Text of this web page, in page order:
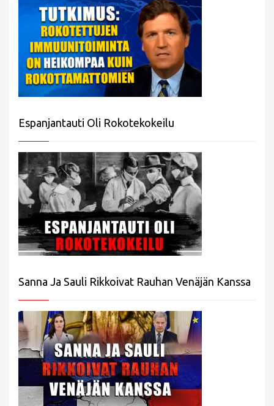
Espanjantauti Oli Rokotekokeilu
Sanna Ja Sauli Rikkoivat Rauhan Venäjän Kanssa